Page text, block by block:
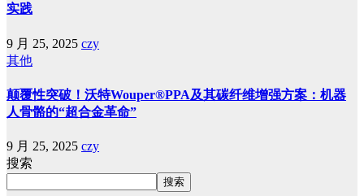
实践
9 月 25, 2025 czy
其他
颠覆性突破！沃特Wouper®PPA及其碳纤维增强方案：机器
人骨骼的“超合金革命”
9 月 25, 2025 czy
搜索
搜索